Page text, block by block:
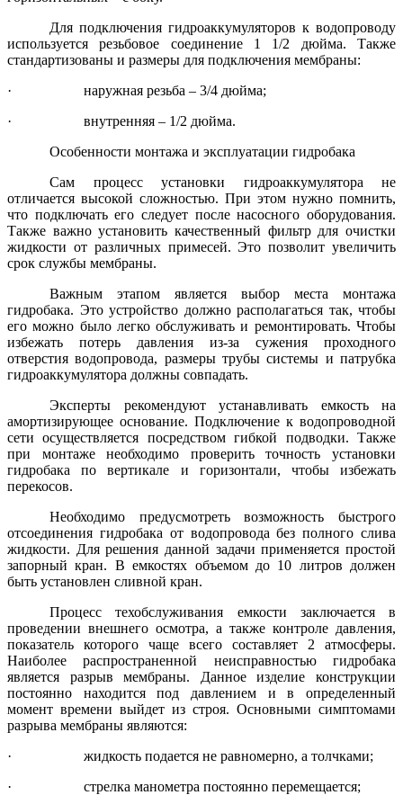
Для подключения гидроаккумуляторов к водопроводу
используется резьбовое соединение 1 1/2 дюйма. Также
стандартизованы и размеры для подключения мембраны:
·
наружная резьба – 3/4 дюйма;
·
внутренняя – 1/2 дюйма.
Особенности монтажа и эксплуатации гидробака
Сам процесс установки гидроаккумулятора не
отличается высокой сложностью. При этом нужно помнить,
что подключать его следует после насосного оборудования.
Также важно установить качественный фильтр для очистки
жидкости от различных примесей. Это позволит увеличить
срок службы мембраны.
Важным этапом является выбор места монтажа
гидробака. Это устройство должно располагаться так, чтобы
его можно было легко обслуживать и ремонтировать. Чтобы
избежать потерь давления из-за сужения проходного
отверстия водопровода, размеры трубы системы и патрубка
гидроаккумулятора должны совпадать.
Эксперты рекомендуют устанавливать емкость на
амортизирующее основание. Подключение к водопроводной
сети осуществляется посредством гибкой подводки. Также
при монтаже необходимо проверить точность установки
гидробака по вертикале и горизонтали, чтобы избежать
перекосов.
Необходимо предусмотреть возможность быстрого
отсоединения гидробака от водопровода без полного слива
жидкости. Для решения данной задачи применяется простой
запорный кран. В емкостях объемом до 10 литров должен
быть установлен сливной кран.
Процесс техобслуживания емкости заключается в
проведении внешнего осмотра, а также контроле давления,
показатель которого чаще всего составляет 2 атмосферы.
Наиболее распространенной неисправностью гидробака
является разрыв мембраны. Данное изделие конструкции
постоянно находится под давлением и в определенный
момент времени выйдет из строя. Основными симптомами
разрыва мембраны являются:
·
жидкость подается не равномерно, а толчками;
·
стрелка манометра постоянно перемещается;